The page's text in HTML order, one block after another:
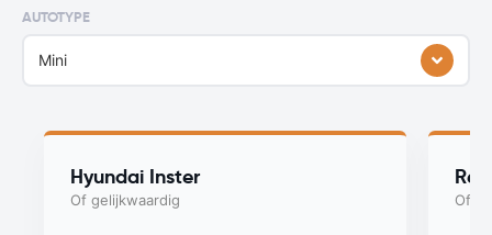
AUTOTYPE
Mini
Hyundai Inster
Of gelijkwaardig Of